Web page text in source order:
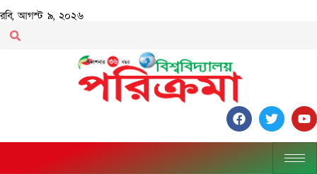
রবি, আগস্ট ৯, ২০২৬